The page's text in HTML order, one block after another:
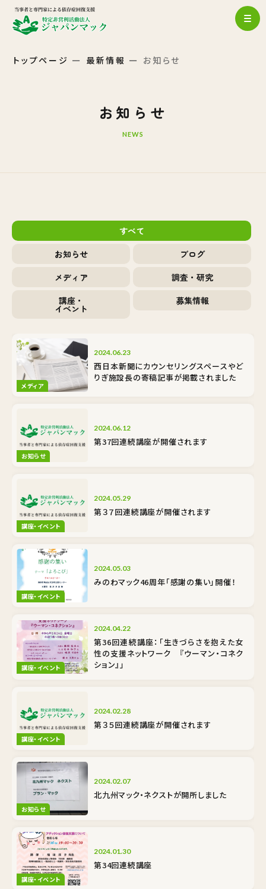
トップページ 最新情報 お知らせ
お知らせ
NEWS
すべて
お知らせ
ブログ
メディア
調査・研究
講座・
イベント
募集情報
メディア
2024.06.23
西日本新聞にカウンセリングスペースやど
りぎ施設長の寄稿記事が掲載されました
お知らせ
2024.06.12
第37回連続講座が開催されます
講座・イベント
2024.05.29
第３７回連続講座が開催されます
講座・イベント
2024.05.03
みのわマック46周年「感謝の集い」開催！
講座・イベント
2024.04.22
第36回連続講座：「生きづらさを抱えた女
性の支援ネットワーク 『ウーマン・コネク
ション』」
講座・イベント
2024.02.28
第３５回連続講座が開催されます
お知らせ
2024.02.07
北九州マック・ネクストが開所しました
講座・イベント
2024.01.30
第34回連続講座